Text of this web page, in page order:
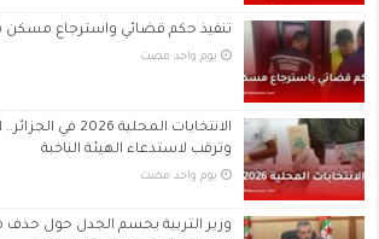
تنفيذ حكم قضائي واسترجاع مسكن
‏يوم واحد مضت
الانتخابات المحلية
وترقب لاستدعاء الهيئة الناخبة
‏يوم واحد مضت
وزير التربية يحسم الجدل حول حذف